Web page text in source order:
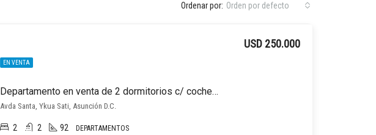
Ordenar por: Orden por defecto
EN VENTA
Departamento en venta de 2 dormitorios c/ cochera en Ykua Sati
USD 250.000
Avda Santa, Ykua Sati, Asunción D.C.
2 2 92 DEPARTAMENTOS